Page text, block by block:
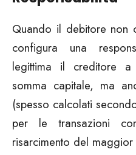
Quando il debitore non
configura una
legittima il creditore
somma capitale, ma
(spesso calcolati
per le transazioni
risarcimento del maggior